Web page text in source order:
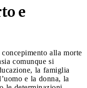
e
alla morte
comunque si
la famiglia
e la donna, la